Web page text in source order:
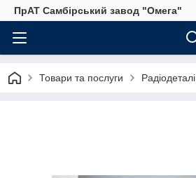
ПрАТ Самбірський завод "Омега"
Товари та послуги Радіодеталі